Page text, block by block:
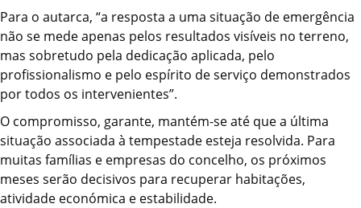
Para o autarca, “a resposta a uma situação de emergência
não se mede apenas pelos resultados visíveis no terreno,
mas sobretudo pela dedicação aplicada, pelo
profissionalismo e pelo espírito de serviço demonstrados
por todos os intervenientes”.
O compromisso, garante, mantém-se até que a última
situação associada à tempestade esteja resolvida. Para
muitas famílias e empresas do concelho, os próximos
meses serão decisivos para recuperar habitações,
atividade económica e estabilidade.